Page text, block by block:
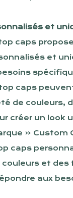
et
caps
et
caps
de couleurs,
créer un look
« Custom
caps
couleurs et des
aux